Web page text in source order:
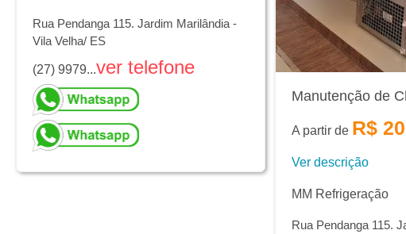
Rua Pendanga 115. Jardim Marilândia -
Vila Velha/ ES
(27) 9979...ver telefone
Manutenção de
A partir de R$
Ver descrição
MM Refrigeração
Rua Pendanga 115.